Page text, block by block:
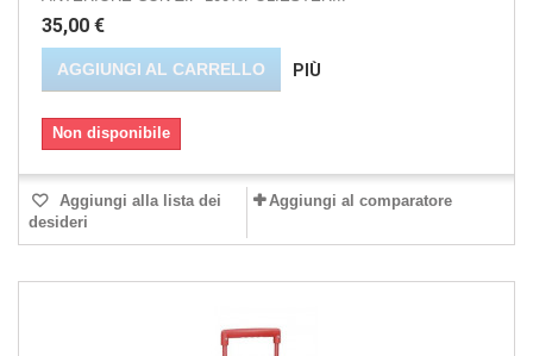
35,00 €
AGGIUNGI AL CARRELLO PIÙ
Non disponibile
Aggiungi alla lista dei
desideri
Aggiungi al comparatore